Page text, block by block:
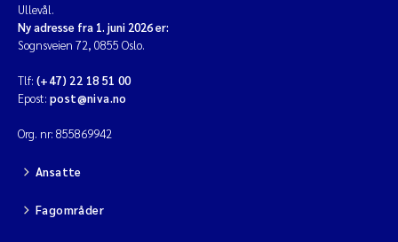
Ullevål.
Ny adresse fra 1. juni 2026 er:
Sognsveien 72, 0855 Oslo.
Tlf: (+47) 22 18 51 00
Epost: post@niva.no
Org. nr: 855869942
Ansatte
Fagområder